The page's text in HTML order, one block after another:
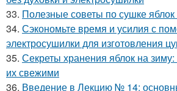
33. Полезные советы по сушке
34. Сэкономьте время и усилия с
электросушилки для изготовления
35. Секреты хранения яблок на зиму:
их свежими
36. Введение в Лекцию № 14: